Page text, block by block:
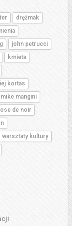
drężmak
john petrucci
kmieta
kortas
mike mangini
de noir
warsztaty kultury